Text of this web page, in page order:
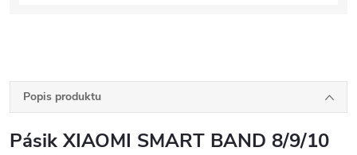
Popis produktu
Pásik XIAOMI SMART BAND 8/9/10